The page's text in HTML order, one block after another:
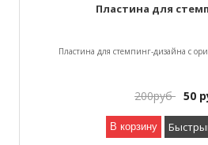
Пластина для
Пластина для стемпинг-дизайна с
200руб 50
В корзину